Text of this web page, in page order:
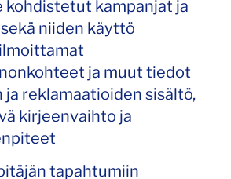
kohdistetut kampanjat ja
niiden käyttö
ja muut tiedot
reklamaatioiden sisältö,
kirjeenvaihto ja
tapahtumiin